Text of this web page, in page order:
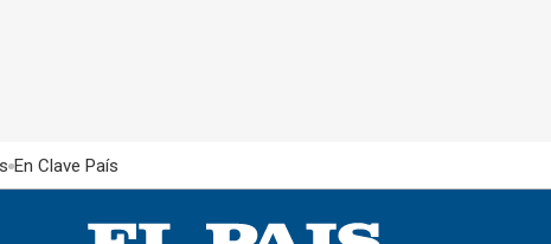
En Clave País